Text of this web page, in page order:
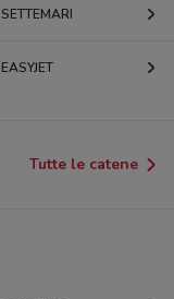
SETTEMARI
EASYJET
Tutte le catene